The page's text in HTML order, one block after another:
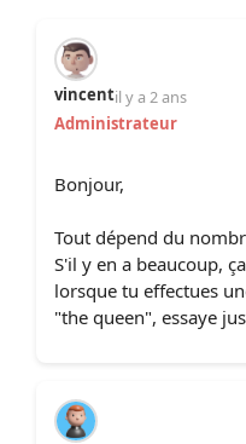
vincentil y a 2 ans
Administrateur
Bonjour,
Tout dépend du
S'il y en a beaucoup,
lorsque tu effectues
"the queen", essaye